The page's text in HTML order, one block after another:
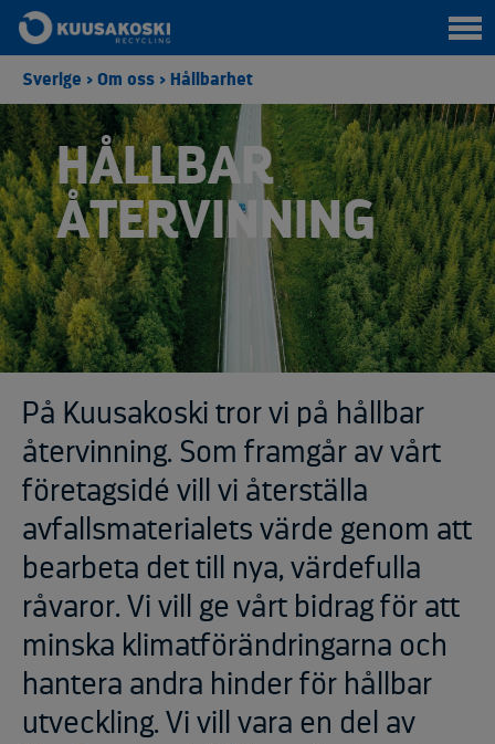
Sverige > Om oss > Hållbarhet
HÅLLBAR
ÅTERVINNING
På Kuusakoski tror vi på hållbar
återvinning. Som framgår av vårt
företagsidé vill vi återställa
avfallsmaterialets värde genom att
bearbeta det till nya, värdefulla
råvaror. Vi vill ge vårt bidrag för att
minska klimatförändringarna och
hantera andra hinder för hållbar
utveckling. Vi vill vara en del av